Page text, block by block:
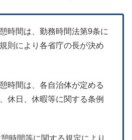
時間は、勤務時間法第9条に
則により各省庁の長が決め
時間は、各自治体が定める
休日、休暇等に関する条例
時間等に関する規定により